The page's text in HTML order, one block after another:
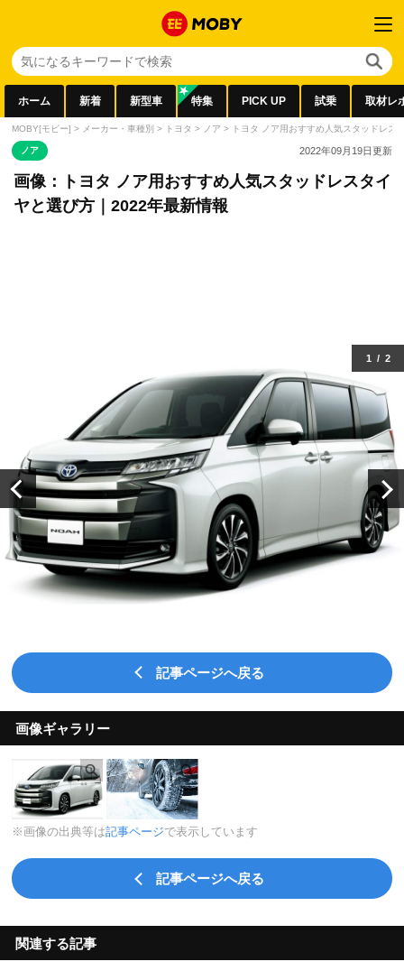
ホーム 新着 新型車 特集 PICK UP 試乗 取材レ
MOBY[モビー] > メーカー・車種別 > トヨタ > ノア > トヨタ ノア用おすすめ人気スタッドレス
ノア 2022年09月19日更新
画像：トヨタ ノア用おすすめ人気スタッドレスタイ
ヤと選び方｜2022年最新情報
1 / 2
記事ページへ戻る
画像ギャラリー
※画像の出典等は記事ページで表示しています
記事ページへ戻る
関連する記事